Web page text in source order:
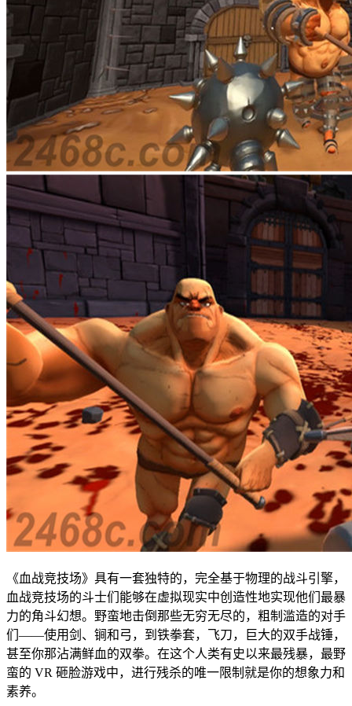
《血战竞技场》具有一套独特的，完全基于物理的战斗引擎，
血战竞技场的斗士们能够在虚拟现实中创造性地实现他们最暴
力的角斗幻想。野蛮地击倒那些无穷无尽的，粗制滥造的对手
们——使用剑、锏和弓，到铁拳套，飞刀，巨大的双手战锤，
甚至你那沾满鲜血的双拳。在这个人类有史以来最残暴，最野
蛮的 VR 砸脸游戏中，进行残杀的唯一限制就是你的想象力和
素养。